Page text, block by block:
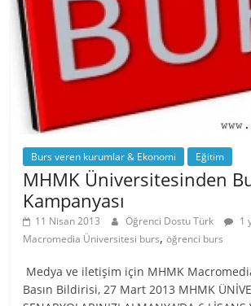
Burs veren kurumlar & Ekonomi Eğitim
MHMK Üniversitesinden
Kampanyası
11 Nisan 2013 Öğrenci Dostu Türk 1
Macromedia Üniversitesi burs,öğrenci burs
Medya ve iletişim için MHMK
Basın Bildirisi, 27 Mart 2013 MHMK